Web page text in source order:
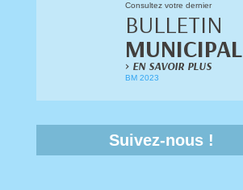
Consultez votre dernier
BULLETIN
MUNICIPAL
> EN SAVOIR PLUS
BM 2023
Suivez-nous !